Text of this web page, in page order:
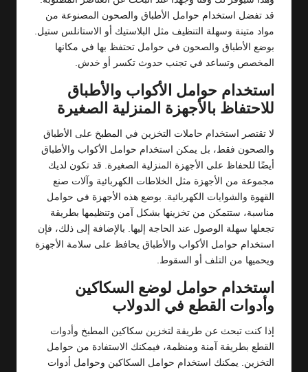
قد تفضل استخدام حوامل الأطباق والصحون المصنوعة من
مواد متينة وسهلة التنظيف مثل البلاستيك أو الاستانلس ستيل.
بوضع الأطباق والصحون في حوامل تحتفظ بها في مكانها
المخصص وتساعد في تجنب حدوث تكسر أو خدش.
استخدام حوامل الأكواب والأطباق
للاحتفاظ بالأجهزة المنزلية الصغيرة
لا تقتصر استخدام حاملات التخزين في المطبخ على الأطباق
والصحون فقط، بل يمكن استخدام حوامل الأكواب والأطباق
أيضًا للحفاظ على الأجهزة المنزلية الصغيرة. قد تكون لديك
مجموعة من الأجهزة مثل الخلاطات الكهربائية وآلات صنع
القهوة والشوايات الكهربائية. بوضع هذه الأجهزة في حوامل
مناسبة، ستتمكن من تخزينها بشكل آمن وتنظيمها بطريقة
تجعلها سهلة الوصول عند الحاجة إليها. بالإضافة إلى ذلك، فإن
استخدام حوامل الأكواب والأطباق يحافظ على سلامة الأجهزة
ويحميها من التلف أو السقوط.
استخدام حوامل لوضع السكاكين
وأدوات القطع في الدولاب
إذا كنت تبحث عن طريقة لتخزين سكاكين المطبخ وأدوات
القطع بطريقة آمنة ومنظمة، فيمكنك الاستفادة من حوامل
التخزين. يمكنك استخدام حوامل السكاكين وحوامل أدوات